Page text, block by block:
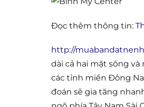
Đọc thêm thông tin:
http://
dài cả hai mặt sông
các tỉnh miền Đông
đoán sẽ gia tăng